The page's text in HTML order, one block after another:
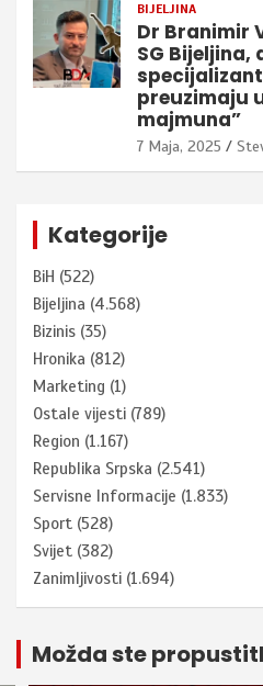
BIJELJINA
Dr Branimir
SG Bijeljina,
preuzimaju
majmuna”
7 Maja, 2025
Kategorije
BiH (522)
Bijeljina (4.568)
Bizinis (35)
Hronika (812)
Marketing (1)
Ostale vijesti (789)
Region (1.167)
Republika Srpska (2.541)
Servisne Informacije (1.833)
Sport (528)
Svijet (382)
Zanimljivosti (1.694)
Možda ste